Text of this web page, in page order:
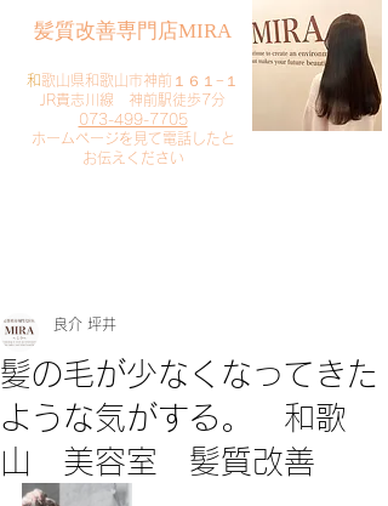
​髪質改善専門店MIRA
​和歌山県和歌山市神前１６１−１
JR貴志川線 神前駅徒歩7分
073-499-7705
​ホームページを見て電話したと
お伝えください
髪の毛が少なくなってきた
ような気がする。 和歌
山 美容室 髪質改善
良介 坪井